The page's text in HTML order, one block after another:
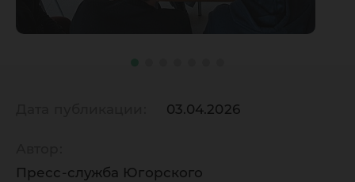
03.04.2026
Пресс-служба Югорского